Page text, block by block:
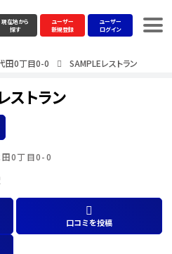
現在地から
探す
ユーザー
新規登録
ユーザー
ログイン
田0丁目0-0 SAMPLEレストラン
ストラン
田0丁目0-0
口コミを投稿